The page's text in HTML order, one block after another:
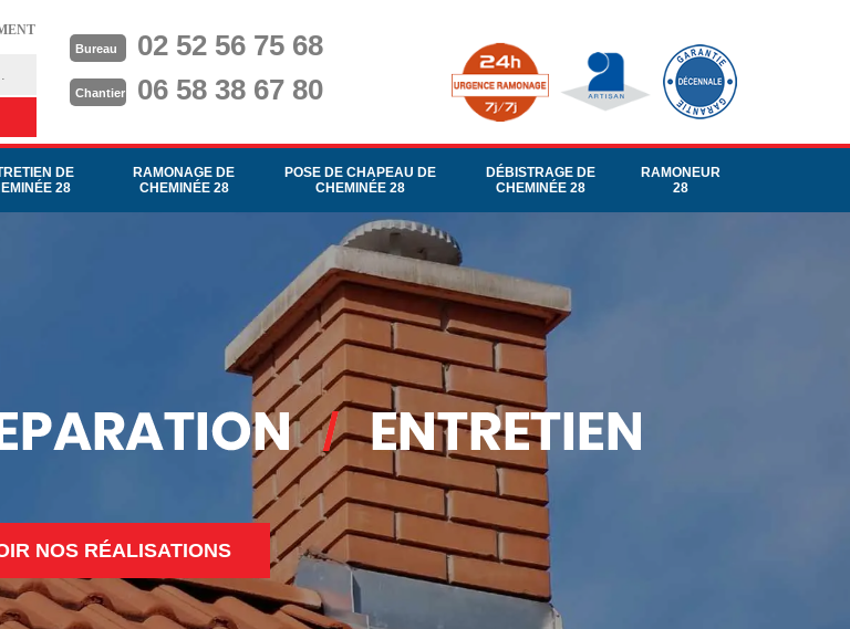
Bureau 02 52 56 75 68
Chantier 06 58 38 67 80
DE
28
RAMONAGE DE
CHEMINÉE 28
POSE DE CHAPEAU DE
CHEMINÉE 28
DÉBISTRAGE DE
CHEMINÉE 28
RAMONEUR
28
NOS RÉALISATIONS